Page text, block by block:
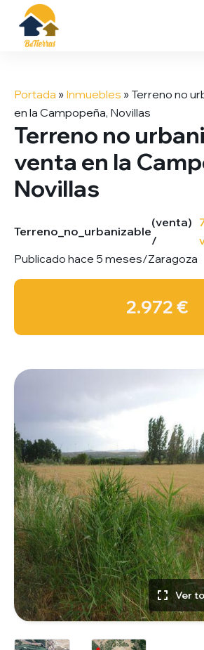
contenido
Portada » Inmuebles » Terreno no
en la Campopeña, Novillas
Terreno no
venta en la
Novillas
Terreno_no_urbanizable
(venta)
/
Publicado hace 5 meses/Zaragoza
2.972 €
Ver